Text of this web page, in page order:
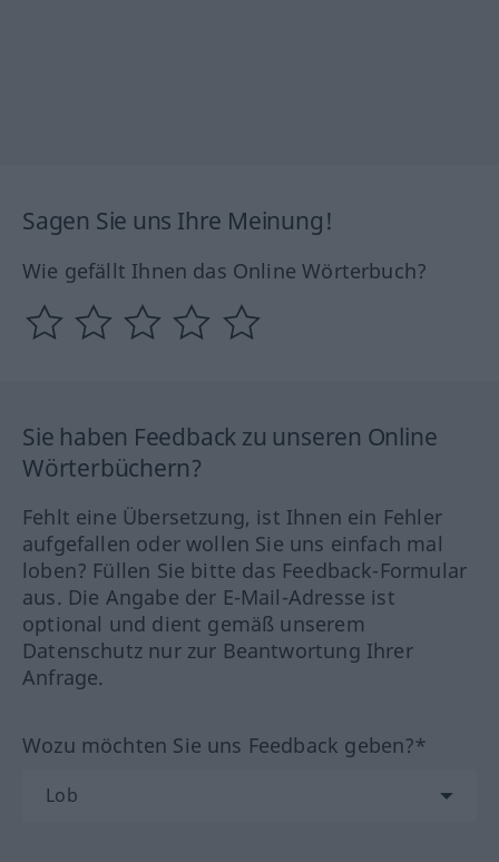
Sagen Sie uns Ihre Meinung!
Wie gefällt Ihnen das Online Wörterbuch?
Sie haben Feedback zu unseren Online
Wörterbüchern?
Fehlt eine Übersetzung, ist Ihnen ein Fehler
aufgefallen oder wollen Sie uns einfach mal
loben? Füllen Sie bitte das Feedback-Formular
aus. Die Angabe der E-Mail-Adresse ist
optional und dient gemäß unserem
Datenschutz nur zur Beantwortung Ihrer
Anfrage.
Wozu möchten Sie uns Feedback geben?*